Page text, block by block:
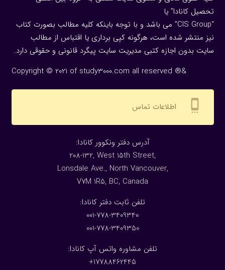
تحصیل کانادا” یا
“CIS Group” می باشد و با توجه باینکه کلیه مطالب بصورت کتاب
نیز منتشر شده است، هرگونه كپی برداری یا اقتباس از مطالب
سایت بدون اجازه كتبی مدیریت سایت پیگرد قانونی و حقوقی دارد.
Copyright © 2021 of study3000.com all reserved ®&
settings_cell اطلاعات تماس
:آدرس دفتر ونکوور کانادا
208-132, West 15th Street,
Lonsdale Ave., North Vancouver,
V7M 1R5, BC, Canada
:تلفن ثابت دفتر کانادا
001-778-3409340
001-778-3409350
تلفن مشاوره واتس آپ کانادا:
17788462445+